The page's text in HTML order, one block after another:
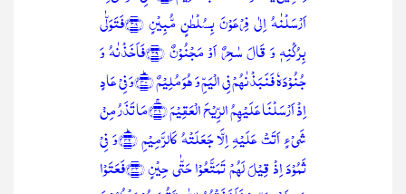
اَرۡسَلۡنٰہُ اِلٰی فِرۡعَوۡنَ بِسُلۡطٰنٍ مُّبِیۡنٍ ﴿۳۸﴾فَتَوَلّٰی
بِرُکۡنِہٖ وَ قَالَ سٰحِرٌ اَوۡ مَجۡنُوۡنٌ ﴿۳۹﴾فَاَخَذۡنٰہُ وَ
جُنُوۡدَہٗ فَنَبَذۡنٰہُمۡ فِی الۡیَمِّ وَ ہُوَ مُلِیۡمٌ ﴿ؕ۴۰﴾وَ فِیۡ عَادٍ
اِذۡ اَرۡسَلۡنَا عَلَیۡہِمُ الرِّیۡحَ الۡعَقِیۡمَ ﴿ۚ۴۱﴾مَا تَذَرُ مِنۡ
شَیۡءٍ اَتَتۡ عَلَیۡہِ اِلَّا جَعَلَتۡہُ کَالرَّمِیۡمِ ﴿ؕ۴۲﴾وَ فِیۡ
ثَمُوۡدَ اِذۡ قِیۡلَ لَہُمۡ تَمَتَّعُوۡا حَتّٰی حِیۡنٍ ﴿۴۳﴾فَعَتَوۡا